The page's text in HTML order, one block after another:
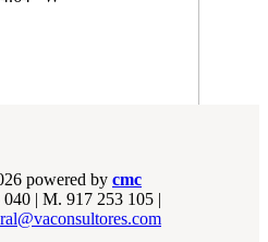
powered by cmc
| M. 917 253 105 |